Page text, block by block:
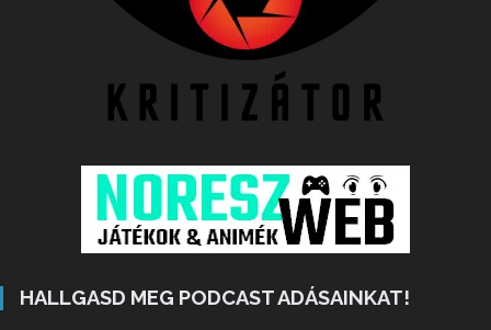
HALLGASD MEG PODCAST ADÁSAINKAT!